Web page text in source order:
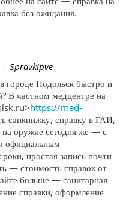
без ожидания.
| Spravkipve
городе Подольск быстро и
В частном медцентре на
https://med-
санкнижку, справку в ГАИ,
на оружие сегодня же — с
официальным
простая запись почти
— стоимость справок от
больше — санитарная
справки, оформление